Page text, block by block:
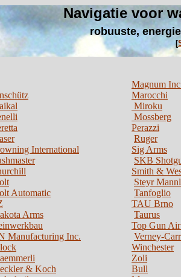
Navigatie voor
robuuste,
[
International
Automatic
Arms
Manufacturing Inc.
& Koch
Magnum
Marocchi
Miroku
Mossberg
Perazzi
Ruger
Sig Arms
SKB
Smith &
Steyr
Tanfoglio
TAU Brno
Taurus
Top Gun
Verney-
Winchester
Zoli
Bull